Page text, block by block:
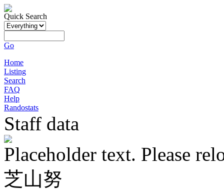
Quick Search
Go
Home
Listing
Search
FAQ
Help
Randostats
Staff data
Placeholder text. Please
芝山努